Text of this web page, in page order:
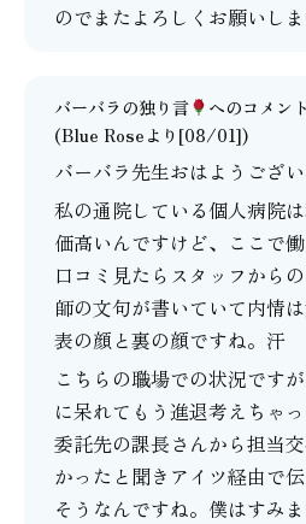
のでまたよろしくお願いしま
バーバラの独り言
へのコメント
(Blue Roseより[08/01])
バーバラ先生おはようござい
私の通院している個人病院
価高いんですけど、ここで
口コミ見たらスタッフから
師の文句が書いていて内情
表の顔と裏の顔ですね。汗
こちらの職場での状況です
に呆れてもう進退考えちゃっ
委託先の課長さんから担当
かったと聞きアイツ経由で
そうなんですね。僕はすみ